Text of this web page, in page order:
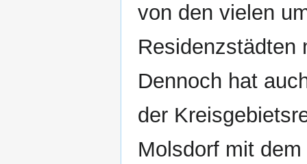
von den vielen
Residenzstädten
Dennoch hat
der
Molsdorf mit